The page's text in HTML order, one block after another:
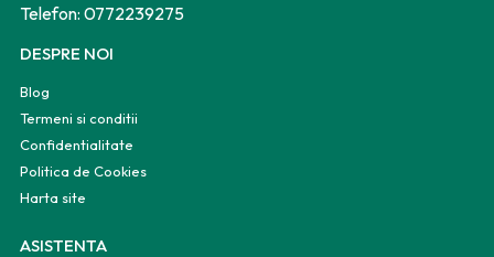
Telefon: 0772239275
DESPRE NOI
Blog
Termeni si conditii
Confidentialitate
Politica de Cookies
Harta site
ASISTENTA